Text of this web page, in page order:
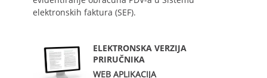
elektronskih faktura (SEF).
ELEKTRONSKA VERZIJA
PRIRUČNIKA
WEB APLIKACIJA